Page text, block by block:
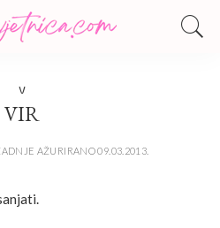
V
VIR
AŽURIRANO 09.03.2013.